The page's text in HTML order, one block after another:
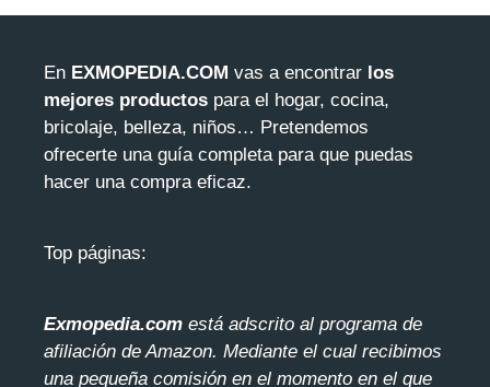
En EXMOPEDIA.COM vas a encontrar los
mejores productos para el hogar, cocina,
bricolaje, belleza, niños… Pretendemos
ofrecerte una guía completa para que puedas
hacer una compra eficaz.
Top páginas:
Exmopedia.com está adscrito al programa de
afiliación de Amazon. Mediante el cual recibimos
una pequeña comisión en el momento en el que